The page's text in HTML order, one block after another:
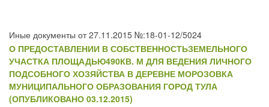
Иные документы от 27.11.2015 №:18-01-12/5024
О ПРЕДОСТАВЛЕНИИ В СОБСТВЕННОСТЬЗЕМЕЛЬНОГО
УЧАСТКА ПЛОЩАДЬЮ490КВ. М ДЛЯ ВЕДЕНИЯ ЛИЧНОГО
ПОДСОБНОГО ХОЗЯЙСТВА В ДЕРЕВНЕ МОРОЗОВКА
МУНИЦИПАЛЬНОГО ОБРАЗОВАНИЯ ГОРОД ТУЛА
(ОПУБЛИКОВАНО 03.12.2015)